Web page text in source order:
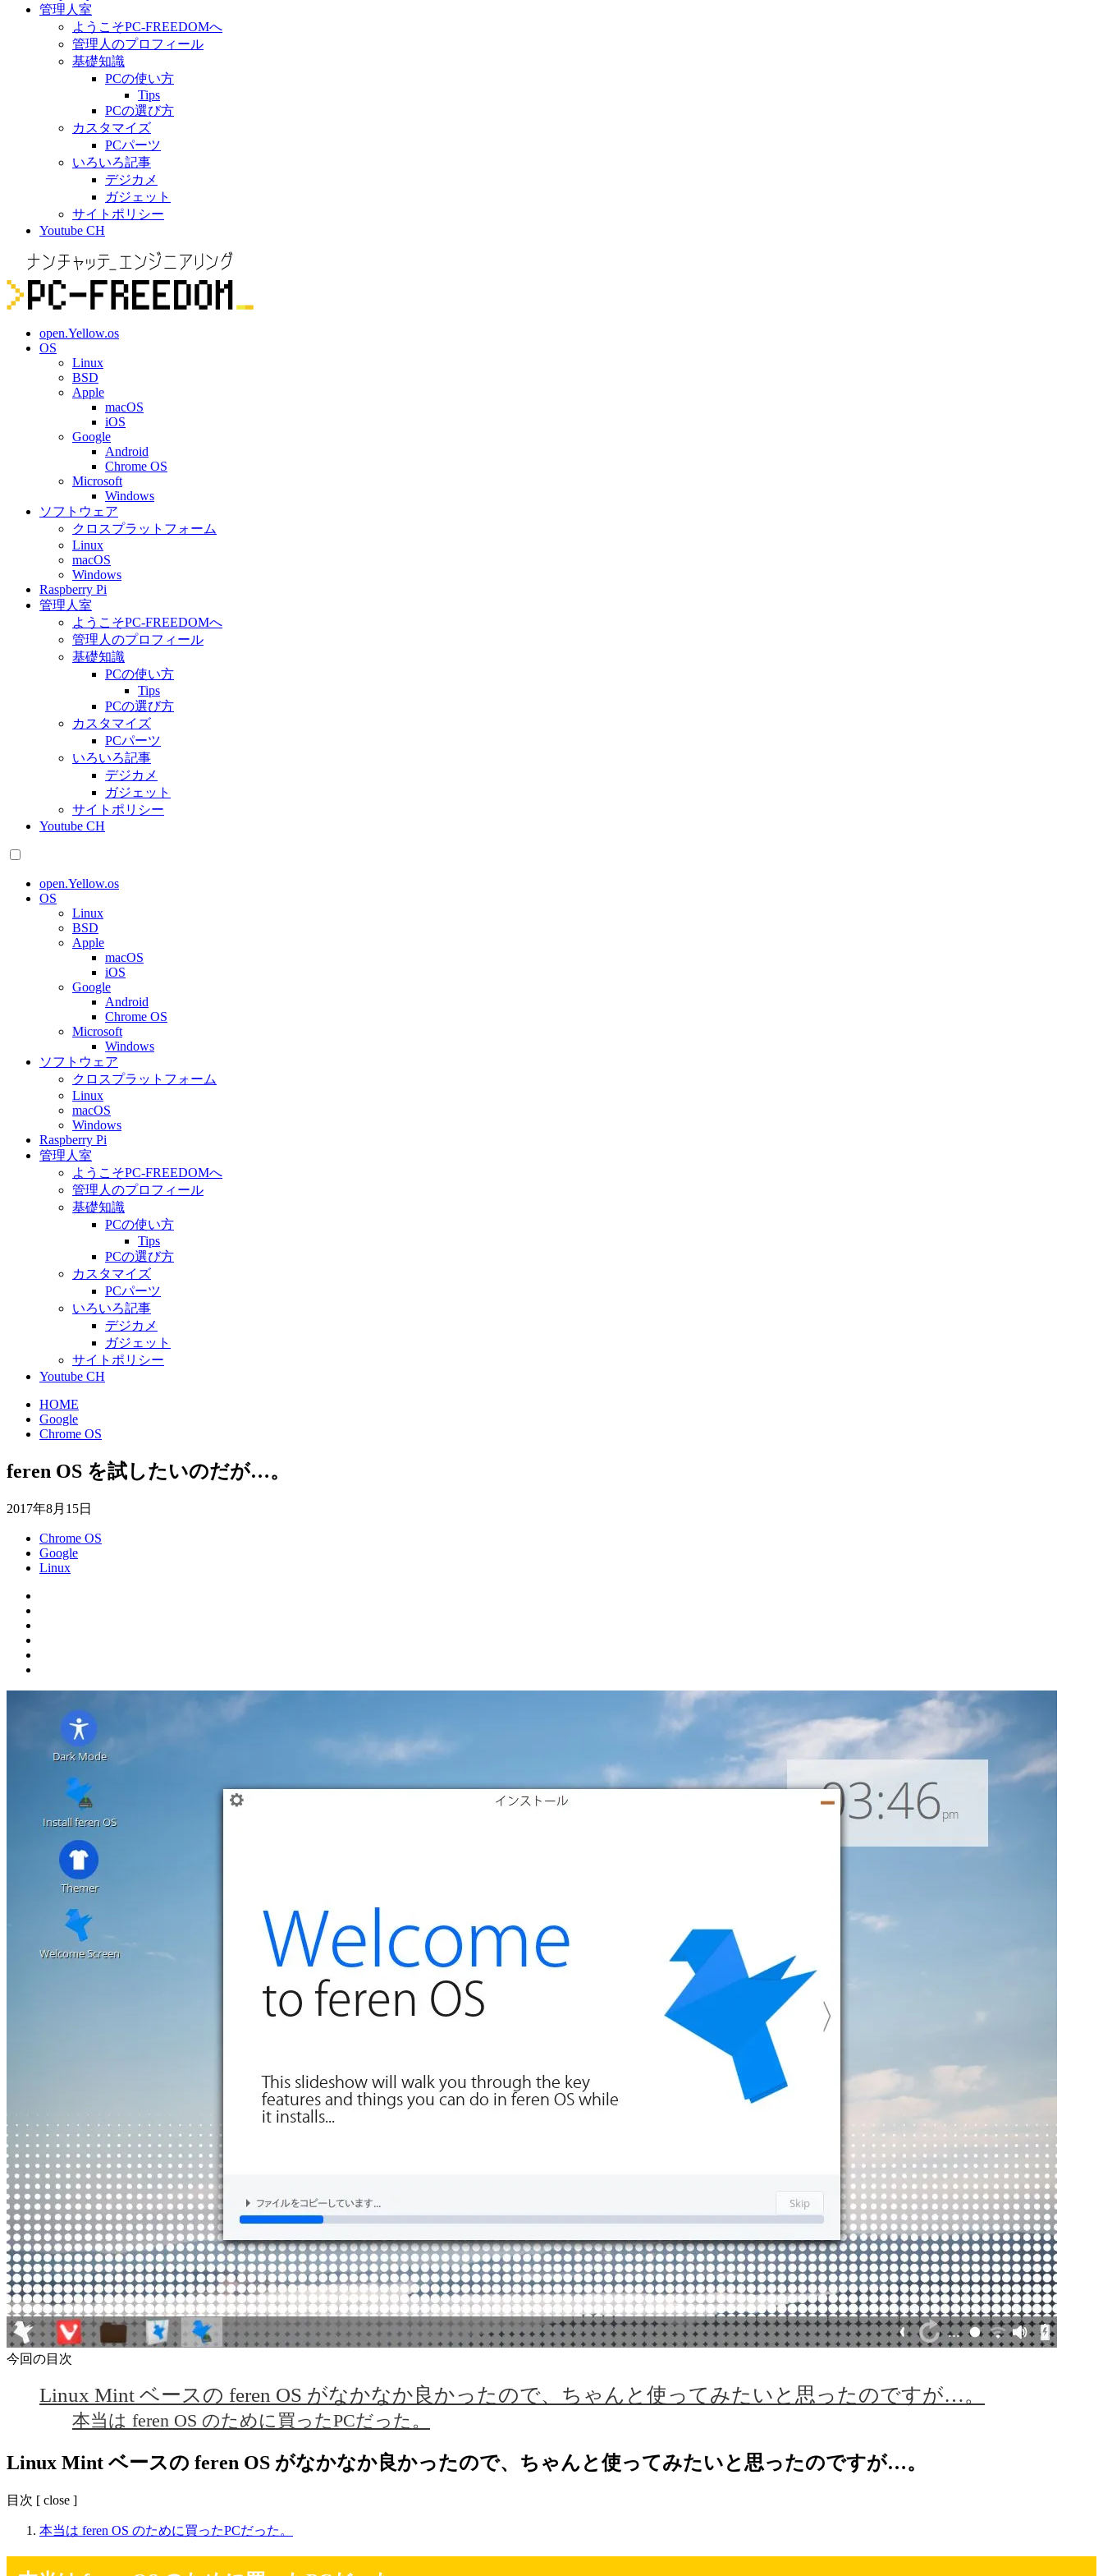
管理人室
ようこそPC-FREEDOMへ
管理人のプロフィール
基礎知識
PCの使い方
Tips
PCの選び方
カスタマイズ
PCパーツ
いろいろ記事
デジカメ
ガジェット
サイトポリシー
Youtube CH
open.Yellow.os
OS
Linux
BSD
Apple
macOS
iOS
Google
Android
Chrome OS
Microsoft
Windows
ソフトウェア
クロスプラットフォーム
Linux
macOS
Windows
Raspberry Pi
管理人室
ようこそPC-FREEDOMへ
管理人のプロフィール
基礎知識
PCの使い方
Tips
PCの選び方
カスタマイズ
PCパーツ
いろいろ記事
デジカメ
ガジェット
サイトポリシー
Youtube CH
open.Yellow.os
OS
Linux
BSD
Apple
macOS
iOS
Google
Android
Chrome OS
Microsoft
Windows
ソフトウェア
クロスプラットフォーム
Linux
macOS
Windows
Raspberry Pi
管理人室
ようこそPC-FREEDOMへ
管理人のプロフィール
基礎知識
PCの使い方
Tips
PCの選び方
カスタマイズ
PCパーツ
いろいろ記事
デジカメ
ガジェット
サイトポリシー
Youtube CH
HOME
Google
Chrome OS
feren OS を試したいのだが…。
2017年8月15日
Chrome OS
Google
Linux
今回の目次
Linux Mint ベースの feren OS がなかなか良かったので、ちゃんと使ってみたいと思ったのですが…。
本当は feren OS のために買ったPCだった。
Linux Mint ベースの feren OS がなかなか良かったので、ちゃんと使ってみたいと思ったのですが…。
目次 [ close ]
本当は feren OS のために買ったPCだった。